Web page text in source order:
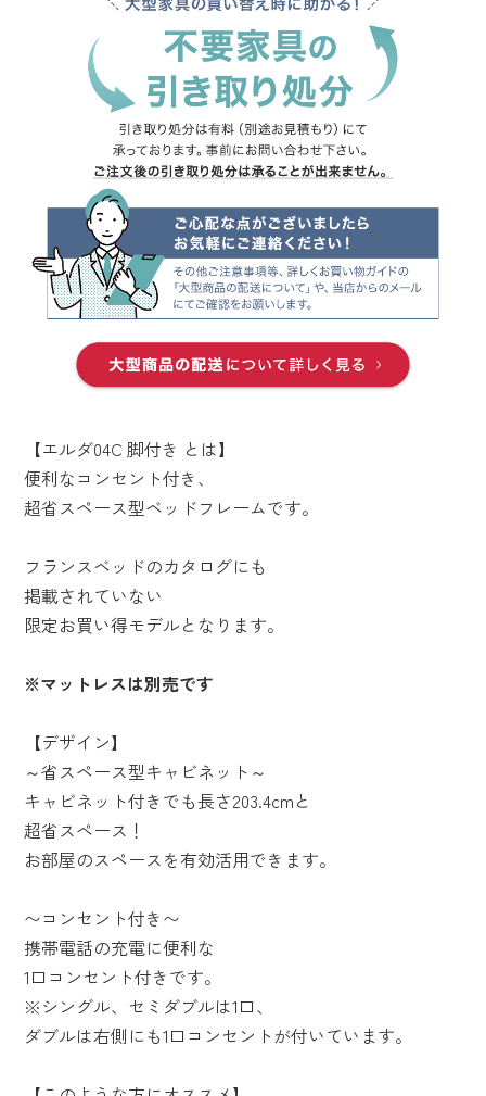
【エルダ04C 脚付き とは】
便利なコンセント付き、
超省スペース型ベッドフレームです。
フランスベッドのカタログにも
掲載されていない
限定お買い得モデルとなります。
※マットレスは別売です
【デザイン】
～省スペース型キャビネット～
キャビネット付きでも長さ203.4cmと
超省スペース！
お部屋のスペースを有効活用できます。
〜コンセント付き〜
携帯電話の充電に便利な
1口コンセント付きです。
※シングル、セミダブルは1口、
ダブルは右側にも1口コンセントが付いています。